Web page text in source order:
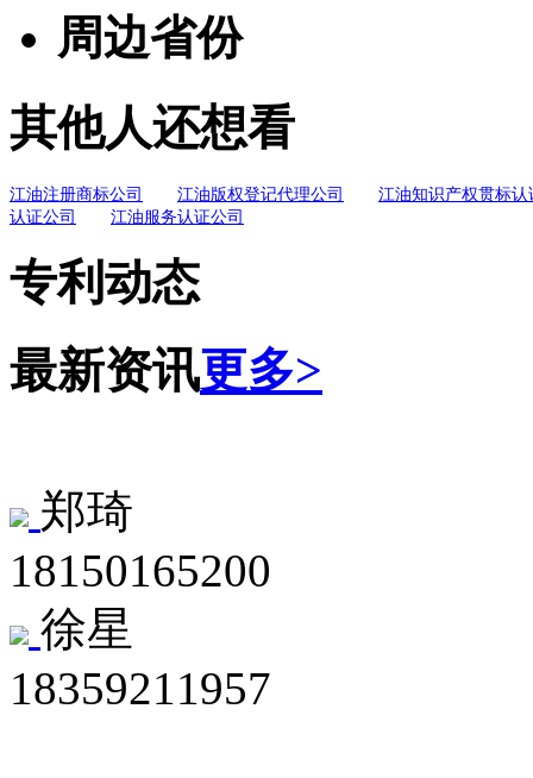
周边省份
其他人还想看
江油注册商标公司 江油版权登记代理公司
江油知识产权贯标认
认证公司
江油服务认证公司
专利动态
最新资讯更多>
郑琦
18150165200
徐星
18359211957